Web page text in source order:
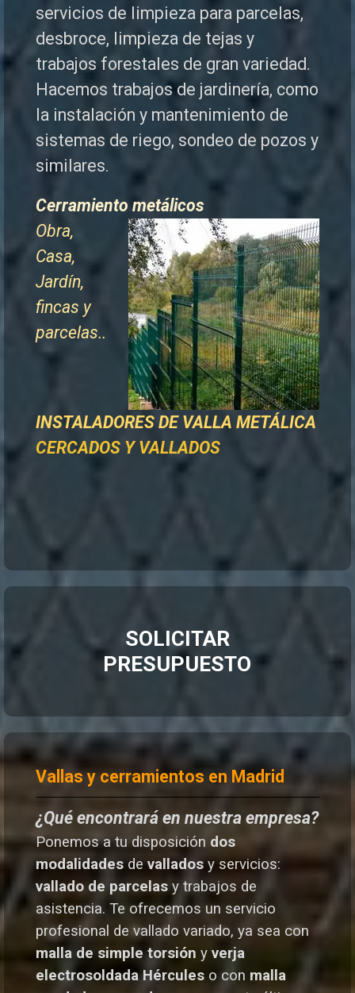
servicios de limpieza para parcelas,
desbroce, limpieza de tejas y
trabajos forestales de gran variedad.
Hacemos trabajos de jardinería, como
la instalación y mantenimiento de
sistemas de riego, sondeo de pozos y
similares.
Cerramiento metálicos
Obra,
Casa,
Jardín,
fincas y
parcelas..
INSTALADORES DE VALLA METÁLICA
CERCADOS Y VALLADOS
SOLICITAR
PRESUPUESTO
Vallas y cerramientos en Madrid
¿Qué encontrará en nuestra empresa?
Ponemos a tu disposición dos
modalidades de vallados y servicios:
vallado de parcelas y trabajos de
asistencia. Te ofrecemos un servicio
profesional de vallado variado, ya sea con
malla de simple torsión y verja
electrosoldada Hércules o con malla